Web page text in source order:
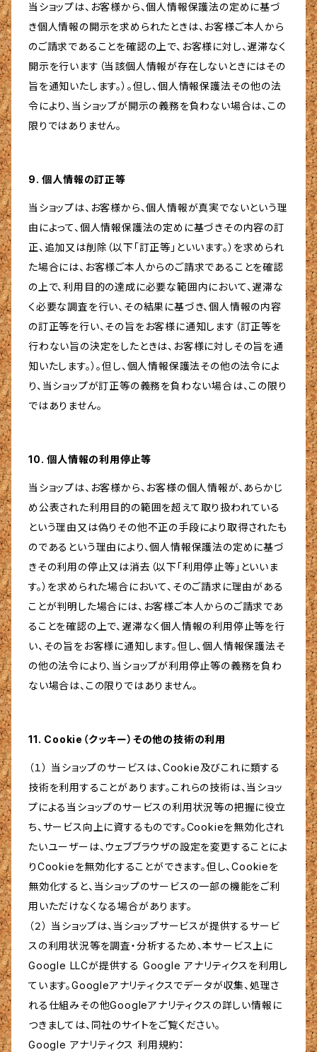
当ショップは、お客様から、個人情報保護法の定めに基づ
き個人情報の開示を求められたときは、お客様ご本人から
のご請求であることを確認の上で、お客様に対し、遅滞なく
開示を行います（当該個人情報が存在しないときにはその
旨を通知いたします。）。但し、個人情報保護法その他の法
令により、当ショップが開示の義務を負わない場合は、この
限りではありません。
9. 個人情報の訂正等
当ショップは、お客様から、個人情報が真実でないという理
由によって、個人情報保護法の定めに基づきその内容の訂
正、追加又は削除（以下「訂正等」といいます。）を求められ
た場合には、お客様ご本人からのご請求であることを確認
の上で、利用目的の達成に必要な範囲内において、遅滞な
く必要な調査を行い、その結果に基づき、個人情報の内容
の訂正等を行い、その旨をお客様に通知します（訂正等を
行わない旨の決定をしたときは、お客様に対しその旨を通
知いたします。）。但し、個人情報保護法その他の法令によ
り、当ショップが訂正等の義務を負わない場合は、この限り
ではありません。
10. 個人情報の利用停止等
当ショップは、お客様から、お客様の個人情報が、あらかじ
め公表された利用目的の範囲を超えて取り扱われている
という理由又は偽りその他不正の手段により取得されたも
のであるという理由により、個人情報保護法の定めに基づ
きその利用の停止又は消去（以下「利用停止等」といいま
す。）を求められた場合において、そのご請求に理由がある
ことが判明した場合には、お客様ご本人からのご請求であ
ることを確認の上で、遅滞なく個人情報の利用停止等を行
い、その旨をお客様に通知します。但し、個人情報保護法そ
の他の法令により、当ショップが利用停止等の義務を負わ
ない場合は、この限りではありません。
11. Cookie（クッキー）その他の技術の利用
（１） 当ショップのサービスは、Cookie及びこれに類する
技術を利用することがあります。これらの技術は、当ショッ
プによる当ショップのサービスの利用状況等の把握に役立
ち、サービス向上に資するものです。Cookieを無効化され
たいユーザーは、ウェブブラウザの設定を変更することによ
りCookieを無効化することができます。但し、Cookieを
無効化すると、当ショップのサービスの一部の機能をご利
用いただけなくなる場合があります。
（２） 当ショップは、当ショップサービスが提供するサービ
スの利用状況等を調査・分析するため、本サービス上に
Google LLCが提供する Google アナリティクスを利用し
ています。Googleアナリティクスでデータが収集、処理さ
れる仕組みその他Googleアナリティクスの詳しい情報に
つきましては、同社のサイトをご覧ください。
Google アナリティクス 利用規約：